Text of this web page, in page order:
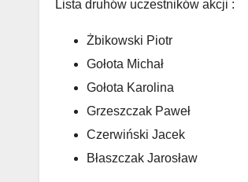
Lista druhów uczestników akcji :
Żbikowski Piotr
Gołota Michał
Gołota Karolina
Grzeszczak Paweł
Czerwiński Jacek
Błaszczak Jarosław